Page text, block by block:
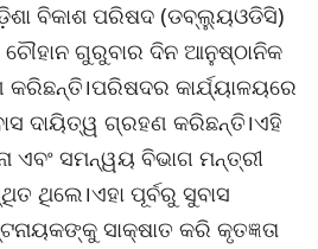
ବିକାଶ ପରିଷଦ (ଡବ୍ଲ୍ୟୁଓଡିସି)
ଗୁରୁବାର ଦିନ ଆନୁଷ୍ଠାନିକ
କାର୍ଯ୍ୟାଳୟରେ
ଦାୟିତ୍ୱ ଗ୍ରହଣ କରିଛନ୍ତି।ଏହି
ଏବଂ ସମନ୍ୱୟ ବିଭାଗ ମନ୍ତ୍ରୀ
ଥିଲେ।ଏହା ପୂର୍ବରୁ ସୁବାସ
ସାକ୍ଷାତ କରି କୃତଜ୍ଞତା